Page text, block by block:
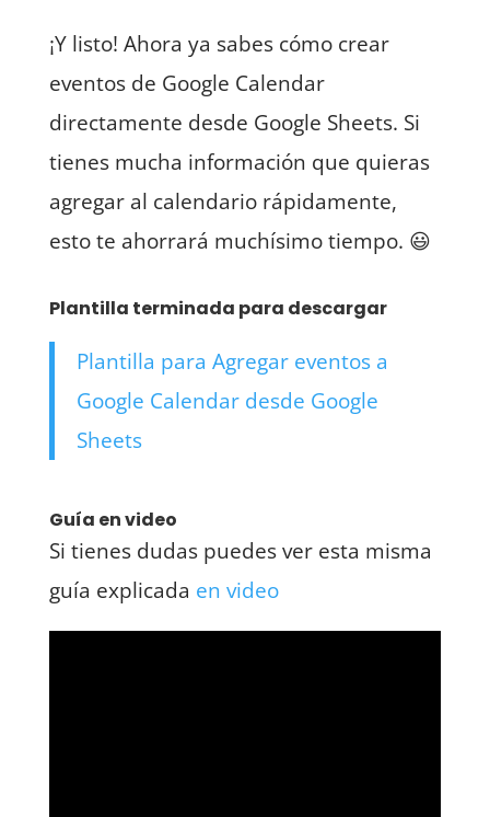
¡Y listo! Ahora ya sabes cómo crear
eventos de Google Calendar
directamente desde Google Sheets. Si
tienes mucha información que quieras
agregar al calendario rápidamente,
esto te ahorrará muchísimo tiempo. 😃
Plantilla terminada para descargar
Plantilla para Agregar eventos a
Google Calendar desde Google
Sheets
Guía en video
Si tienes dudas puedes ver esta misma
guía explicada en video